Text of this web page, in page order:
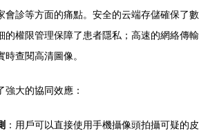
會診等方面的痛點。安全的云端存儲確保了數
的權限管理保障了患者隱私；高速的網絡傳輸
查閱高清圖像。
大的協同效應：
：用戶可以直接使用手機攝像頭拍攝可疑的皮